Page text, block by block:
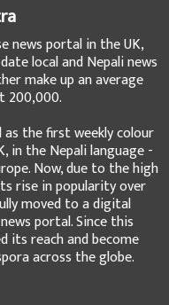
news portal in the UK,
local and Nepali news
make up an average
200,000.
the first weekly colour
in the Nepali language -
Now, due to the high
rise in popularity over
moved to a digital
portal. Since this
its reach and become
across the globe.